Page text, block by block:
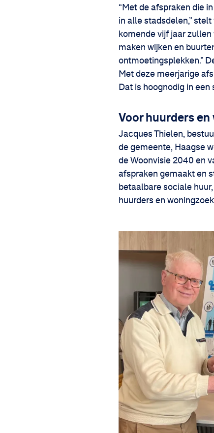
“Met de afspraken die
in alle stadsdelen,”
komende vijf jaar
maken wijken en
ontmoetingsplekken.”
Met deze meerjarige
Dat is hoognodig in
Voor huurders
Jacques Thielen,
de gemeente, Haagse
de Woonvisie 2040 en
afspraken gemaakt en
betaalbare sociale
huurders en